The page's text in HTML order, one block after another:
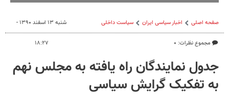
صفحه اصلی اخبار سیاسی ایران سیاست داخلی
مجموع نظرات: ۰
شنبه ۱۳ اسفند ۱۳۹۰ -
۱۸:۲۷
جدول نمایندگان راه یافته به مجلس نهم
به تفکیک گرایش سیاسی